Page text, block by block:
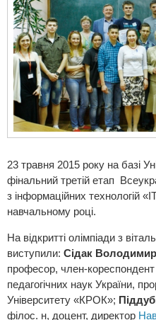
23 травня 2015 року на базі
фінальний третій етап
з інформаційних технологій
навчальному році.
На відкритті олімпіади з
виступили: Сідак
професор, член-кореспондент
педагогічних наук України,
Університету «КРОК»;
філос. н, доцент, директор